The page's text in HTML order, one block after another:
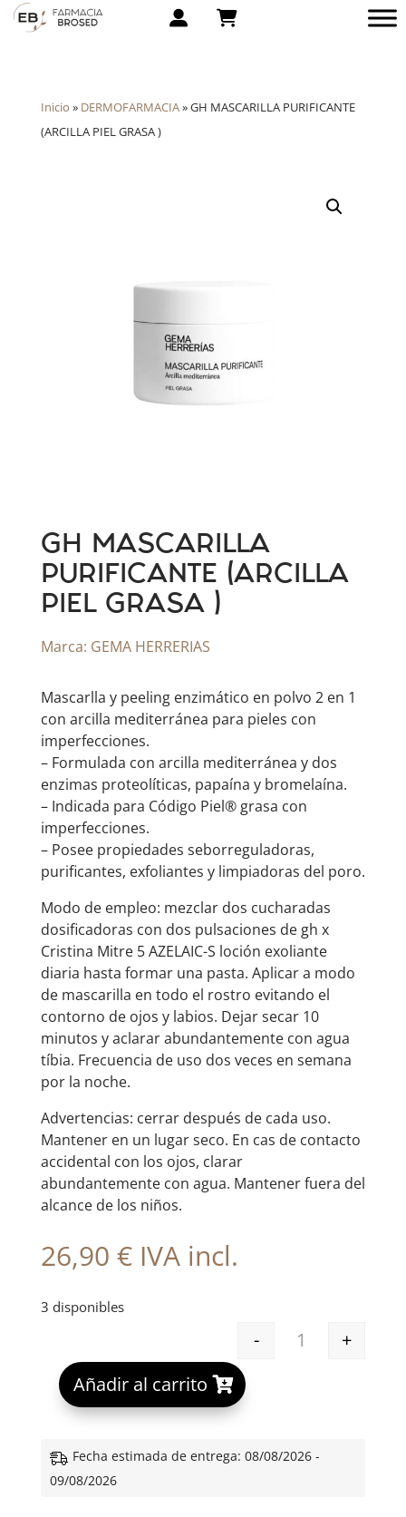
Inicio » DERMOFARMACIA»GH MASCARILLA PURIFICANTE
(ARCILLA PIEL GRASA )
GH MASCARILLA
PURIFICANTE (ARCILLA
PIEL GRASA )
Marca: GEMA HERRERIAS
Mascarlla y peeling enzimático en polvo 2 en 1
con arcilla mediterránea para pieles con
imperfecciones.
– Formulada con arcilla mediterránea y dos
enzimas proteolíticas, papaína y bromelaína.
– Indicada para Código Piel® grasa con
imperfecciones.
– Posee propiedades seborreguladoras,
purificantes, exfoliantes y limpiadoras del poro.
Modo de empleo: mezclar dos cucharadas
dosificadoras con dos pulsaciones de gh x
Cristina Mitre 5 AZELAIC-S loción exoliante
diaria hasta formar una pasta. Aplicar a modo
de mascarilla en todo el rostro evitando el
contorno de ojos y labios. Dejar secar 10
minutos y aclarar abundantemente con agua
tíbia. Frecuencia de uso dos veces en semana
por la noche.
Advertencias: cerrar después de cada uso.
Mantener en un lugar seco. En cas de contacto
accidental con los ojos, clarar
abundantemente con agua. Mantener fuera del
alcance de los niños.
26,90 € IVA incl.
3 disponibles
GH
-
+
Añadir al carrito
A
e
Fecha estimada de entrega: 08/08/2026 -
09/08/2026